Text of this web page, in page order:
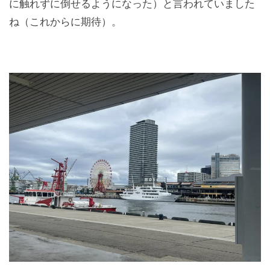
に触れずに倒せるようになった）と言われていました
ね（これからに期待）。